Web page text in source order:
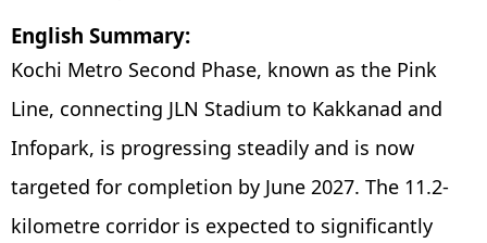
English Summary:
Kochi Metro Second Phase, known as the Pink
Line, connecting JLN Stadium to Kakkanad and
Infopark, is progressing steadily and is now
targeted for completion by June 2027. The 11.2-
kilometre corridor is expected to significantly